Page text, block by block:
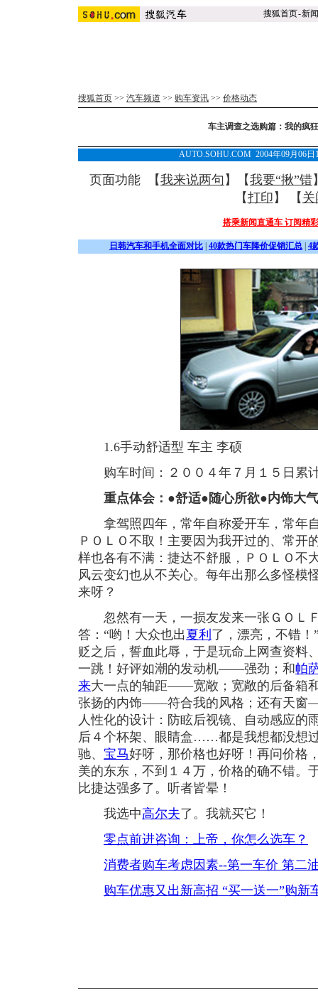
搜狐首页-新闻
搜狐首页 >> 汽车频道 >> 购车资讯 >> 价格动态
车主调查之选购篇：我的疯
AUTO.SOHU.COM 2004年09月06
页面功能 【我来说两句 】【我要“揪”错
【打印 】 【 关
搭乘新闻直通车 订阅精
日韩汽车和手机全面对比 40款热门车降价促销汇总 4
1.6手动舒适型 车主 李硕
购车时间：２００４年７月１５日累
重点体会：●舒适●随心所欲●内饰大气
拿驾照四年，常年自称爱开车，常年
ＰＯＬＯ不取！主要因为我开过的、常开
样也各有不满：捷达不舒服，ＰＯＬＯ不
风云变幻也从不关心。每年出那么多怪模
来呀？
忽然有一天，一损友发来一张ＧＯＬ
答：“哟！大众也出夏利 了，漂亮，不错
贬之后，誓血此辱，于是玩命上网查资料
一跳！好评如潮的发动机——强劲；和帕
来大一点的轴距——宽敞；宽敞的后备箱
张扬的内饰——符合我的风格；还有天窗
人性化的设计：防眩后视镜、自动感应的
后４个杯架、眼睛盒……都是我想都没想
驰、 宝马好呀，那价格也好呀！再问价格
美的东东，不到１４万，价格的确不错。
比捷达强多了。听者皆晕！
我选中高尔夫了。我就买它！
零点前进咨询：上帝，你怎么选车？
消费者购车考虑因素--第一车价 第二
购车优惠又出新高招 “买一送一”购新